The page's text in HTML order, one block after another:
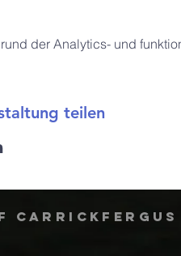
der Analytics- und
teilen
Carrickfergus